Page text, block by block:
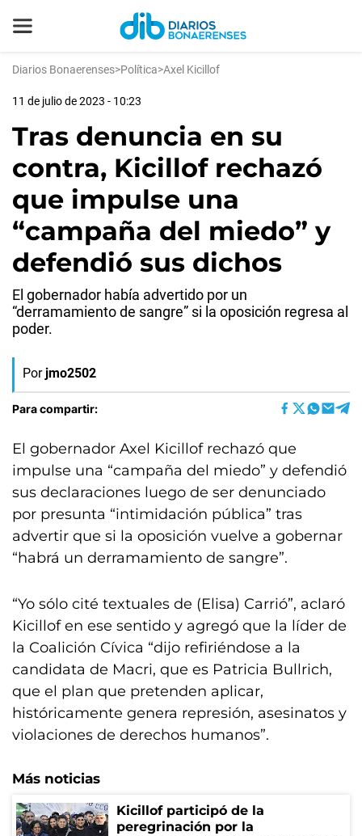
Diarios Bonaerenses>Política>Axel Kicillof
11 de julio de 2023 - 10:23
Tras denuncia en su
contra, Kicillof rechazó
que impulse una
“campaña del miedo” y
defendió sus dichos
El gobernador había advertido por un
“derramamiento de sangre” si la oposición regresa al
poder.
Por jmo2502
Para compartir:
El gobernador Axel Kicillof rechazó que
impulse una “campaña del miedo” y defendió
sus declaraciones luego de ser denunciado
por presunta “intimidación pública” tras
advertir que si la oposición vuelve a gobernar
“habrá un derramamiento de sangre”.
“Yo sólo cité textuales de (Elisa) Carrió”, aclaró
Kicillof en ese sentido y agregó que la líder de
la Coalición Cívica “dijo refiriéndose a la
candidata de Macri, que es Patricia Bullrich,
que el plan que pretenden aplicar,
históricamente genera represión, asesinatos y
violaciones de derechos humanos”.
Más noticias
Kicillof participó de la
peregrinación por la